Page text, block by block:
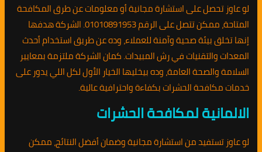
لو عاوز تحصل على استشارة مجانية أو معلومات عن طرق المكافحة
المتاحة، ممكن تتصل على الرقم 01010891953. الشركة هدفها
إنها تخلق بيئة صحية وآمنة للعملاء، وده عن طريق استخدام أحدث
المعدات والتقنيات في رش المبيدات. كمان الشركة ملتزمة بمعايير
السلامة والصحة العامة، وده بيخليها الخيار الأول لكل اللي يدور على
خدمات مكافحة الحشرات بكفاءة واحترافية عالية.
الالمانية لمكافحة الحشرات
لو عاوز تستفيد من استشارة مجانية وضمان أفضل النتائج، ممكن